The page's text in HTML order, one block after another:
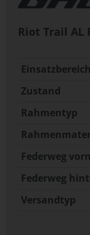
Riot Trail AL
Einsatzbereich
Zustand
Rahmentyp
Federweg
Federweg
Versandtyp